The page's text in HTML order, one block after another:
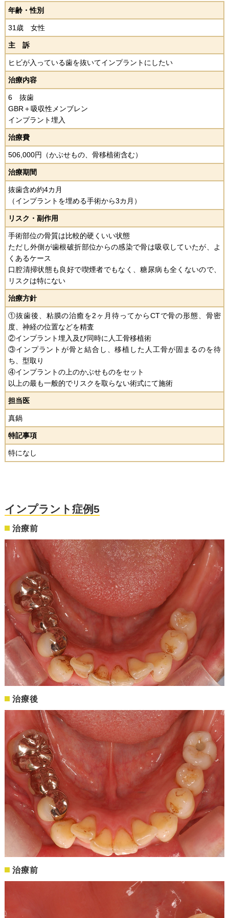
年齢・性別
31歳 女性
主 訴
ヒビが入っている歯を抜いてインプラントにしたい
治療内容
6 抜歯
GBR＋吸収性メンブレン
インプラント埋入
治療費
506,000円（かぶせもの、骨移植術含む）
治療期間
抜歯含め約4カ月
（インプラントを埋める手術から3カ月）
リスク・副作用
手術部位の骨質は比較的硬くいい状態
ただし外側が歯根破折部位からの感染で骨は吸収していたが、よ
くあるケース
口腔清掃状態も良好で喫煙者でもなく、糖尿病も全くないので、
リスクは特にない
治療方針
①抜歯後、粘膜の治癒を2ヶ月待ってからCTで骨の形態、骨密
度、神経の位置などを精査
②インプラント埋入及び同時に人工骨移植術
③インプラントが骨と結合し、移植した人工骨が固まるのを待
ち、型取り
④インプラントの上のかぶせものをセット
以上の最も一般的でリスクを取らない術式にて施術
担当医
真鍋
特記事項
特になし
インプラント症例5
治療前
治療後
治療前